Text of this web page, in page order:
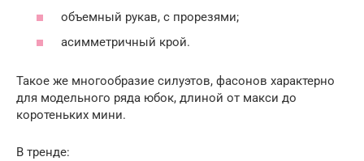
объемный рукав, с прорезями;
асимметричный крой.
Такое же многообразие силуэтов, фасонов характерно
для модельного ряда юбок, длиной от макси до
коротеньких мини.
В тренде: